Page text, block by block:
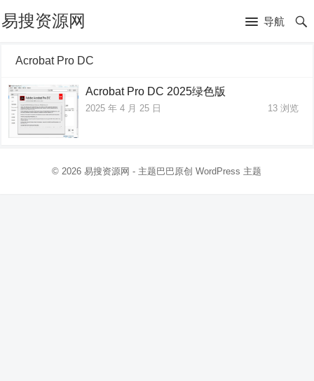
易搜资源网 导航
Acrobat Pro DC
Acrobat Pro DC 2025绿色版
2025 年 4 月 25 日 13浏览
© 2026易搜资源网 - 主题巴巴原创WordPress 主题